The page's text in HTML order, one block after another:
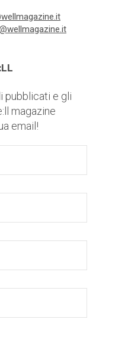
pubblicati e gli
magazine
email!